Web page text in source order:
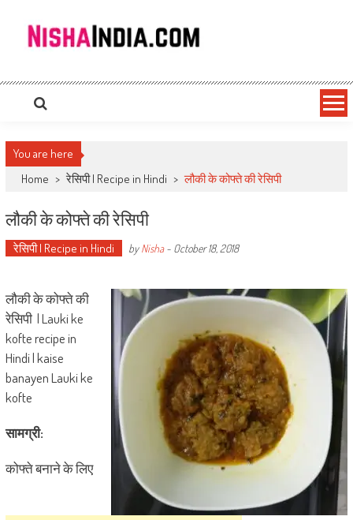
Nishaindia.com
You are here
Home > रेसिपी | Recipe in Hindi > लौकी के कोफ्ते की रेसिपी
लौकी के कोफ्ते की रेसिपी
रेसिपी | Recipe in Hindi byNisha- October 18, 2018
लौकी के कोफ्ते की
रेसिपी | Lauki ke
kofte recipe in
Hindi | kaise
banayen Lauki ke
kofte
सामग्री:
कोफ्ते बनाने के लिए